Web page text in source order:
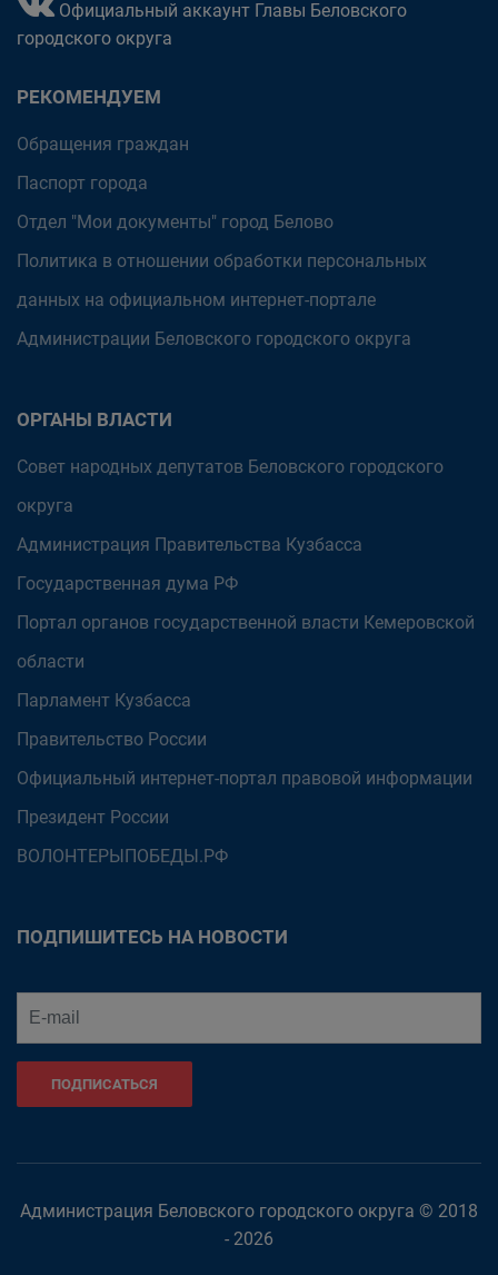
Официальный аккаунт Главы Беловского
городского округа
РЕКОМЕНДУЕМ
Обращения граждан
Паспорт города
Отдел "Мои документы" город Белово
Политика в отношении обработки персональных
данных на официальном интернет-портале
Администрации Беловского городского округа
ОРГАНЫ ВЛАСТИ
Совет народных депутатов Беловского городского
округа
Администрация Правительства Кузбасса
Государственная дума РФ
Портал органов государственной власти Кемеровской
области
Парламент Кузбасса
Правительство России
Официальный интернет-портал правовой информации
Президент России
ВОЛОНТЕРЫПОБЕДЫ.РФ
ПОДПИШИТЕСЬ НА НОВОСТИ
ПОДПИСАТЬСЯ
Администрация Беловского городского округа © 2018
- 2026